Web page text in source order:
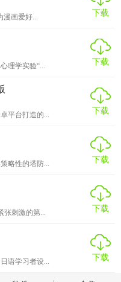
漫画爱好...
下载
理学实验“...
下载
平台打造的...
下载
略性的塔防...
下载
张刺激的第...
下载
语学习者设...
下载